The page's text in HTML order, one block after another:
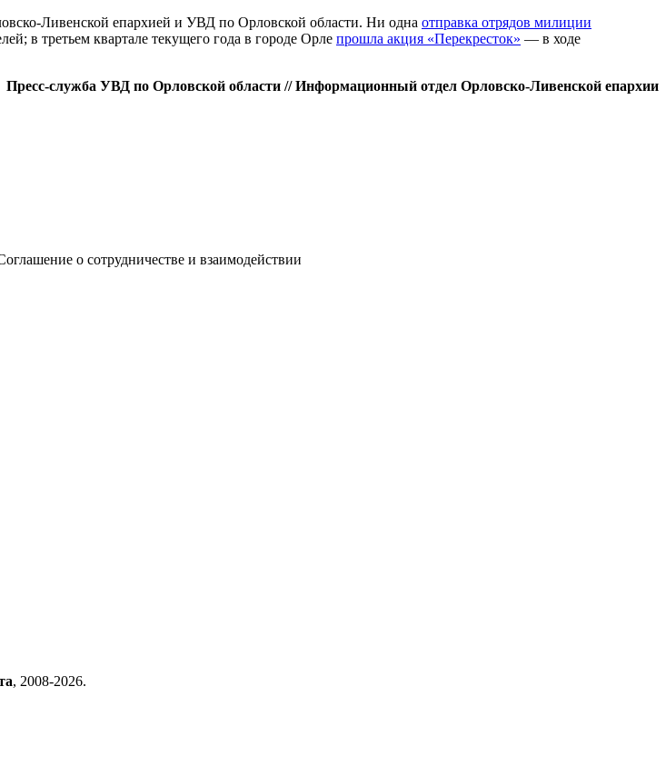
Ливенской епархией и УВД по Орловской области. Ни одна отправка отрядов милиции
в третьем квартале текущего года в городе Орле прошла акция «Перекресток» — в ходе
Пресс-служба УВД по Орловской области // Информационный отдел Орловско-Ливенской епархии
о сотрудничестве и взаимодействии
, 2008-2026.